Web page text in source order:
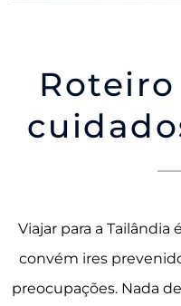
Viajar para a
convém ires
preocupações. Nada